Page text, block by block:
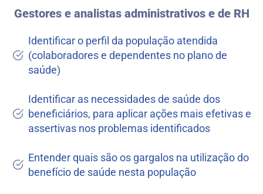
Gestores e analistas administrativos e de RH
Identificar o perfil da população atendida
(colaboradores e dependentes no plano de
saúde)
Identificar as necessidades de saúde dos
beneficiários, para aplicar ações mais efetivas e
assertivas nos problemas identificados
Entender quais são os gargalos na utilização do
benefício de saúde nesta população